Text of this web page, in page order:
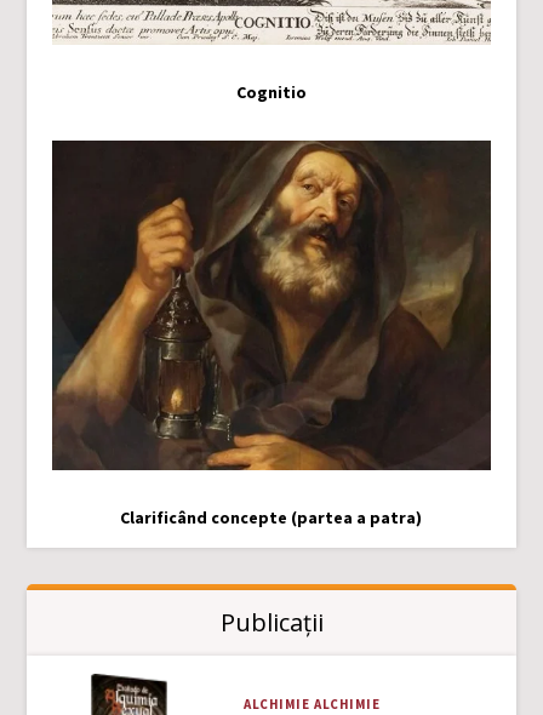
Cognitio
Clarificând concepte (partea a patra)
Publicații
ALCHIMIE ALCHIMIE